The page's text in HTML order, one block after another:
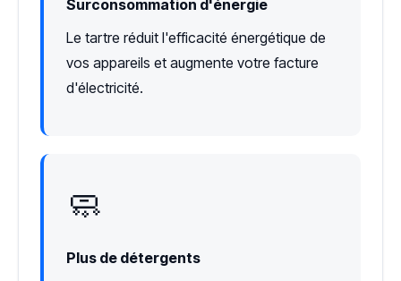
Surconsommation d'énergie
Le tartre réduit l'efficacité énergétique de
vos appareils et augmente votre facture
d'électricité.
🧼
Plus de détergents